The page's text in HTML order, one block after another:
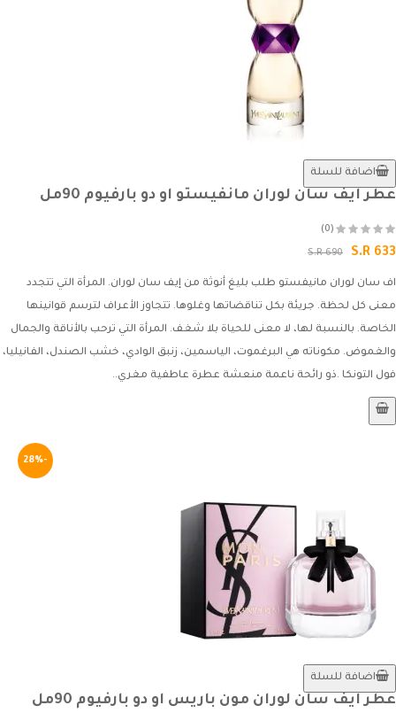
اضافة للسلة
عطر ايف سان لوران مانفيستو او دو بارفيوم 90مل
(0)
S.R 633
S.R 690
اف سان لوران مانيفستو طلب بليغ أنوثة من إيف سان لوران. المرأة التي تتجدد
معنى كل لحظة. جريئة بكل تناقضاتها وغلوها. تتجاوز الأعراف لترسم قوانينها
الخاصة. بالنسبة لها، لا معنى للحياة بلا شغف. المرأة التي ترحب بالأناقة والجمال
والغموض. مكوناته هي البرغموت، الياسمين، زنبق الوادي، خشب الصندل، الفانيليا،
فول التونكا .ذو رائحة ناعمة منعشة عطرة عاطفية مغري..
-28%
اضافة للسلة
عطر ايف سان لوران مون باريس او دو بارفيوم 90مل